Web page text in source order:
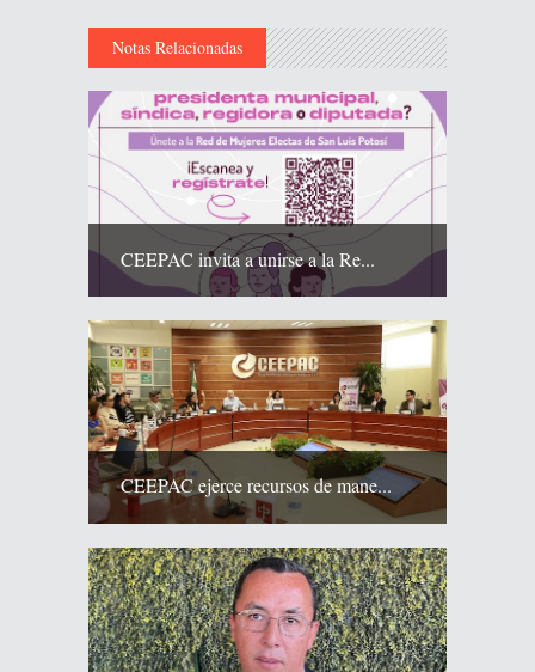
Notas Relacionadas
CEEPAC invita a unirse a la Re...
CEEPAC ejerce recursos de mane...